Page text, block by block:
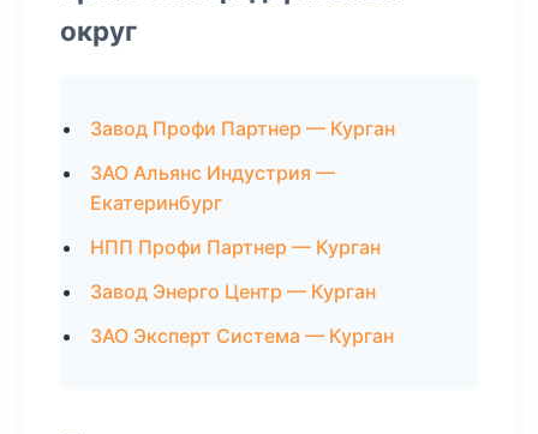
округ
Завод Профи Партнер — Курган
ЗАО Альянс Индустрия —
Екатеринбург
НПП Профи Партнер — Курган
Завод Энерго Центр — Курган
ЗАО Эксперт Система — Курган